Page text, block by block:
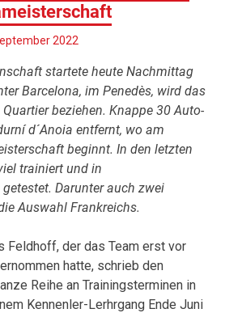
2022
startete heute Nachmittag
Barcelona, im Penedès, wird das
beziehen. Knappe 30 Auto-
d´Anoia entfernt, wo am
beginnt. In den letzten
trainiert und in
Darunter auch zwei
Auswahl Frankreichs.
Feldhoff, der das Team erst vor
hatte, schrieb den
Reihe an Trainingsterminen in
Kennenler-Lerhrgang Ende Juni